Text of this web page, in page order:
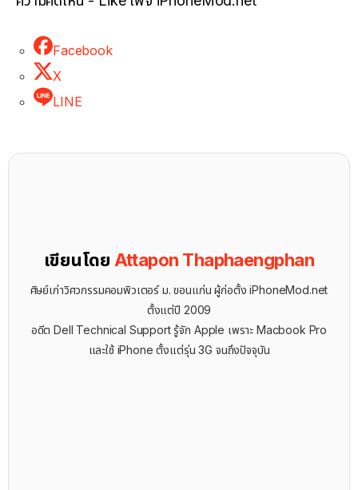
Facebook
X
LINE
เขียนโดย Attapon Thaphaengphan
ศิษย์เก่าวิศวกรรมคอมพิวเตอร์ ม. ขอนแก่น ผู้ก่อตั้ง iPhoneMod.net
ตั้งแต่ปี 2009
อดีต Dell Technical Support รู้จัก ​Apple เพราะ Macbook Pro
และใช้ iPhone ตั้งแต่รุ่น 3G จนถึงปัจจุบัน